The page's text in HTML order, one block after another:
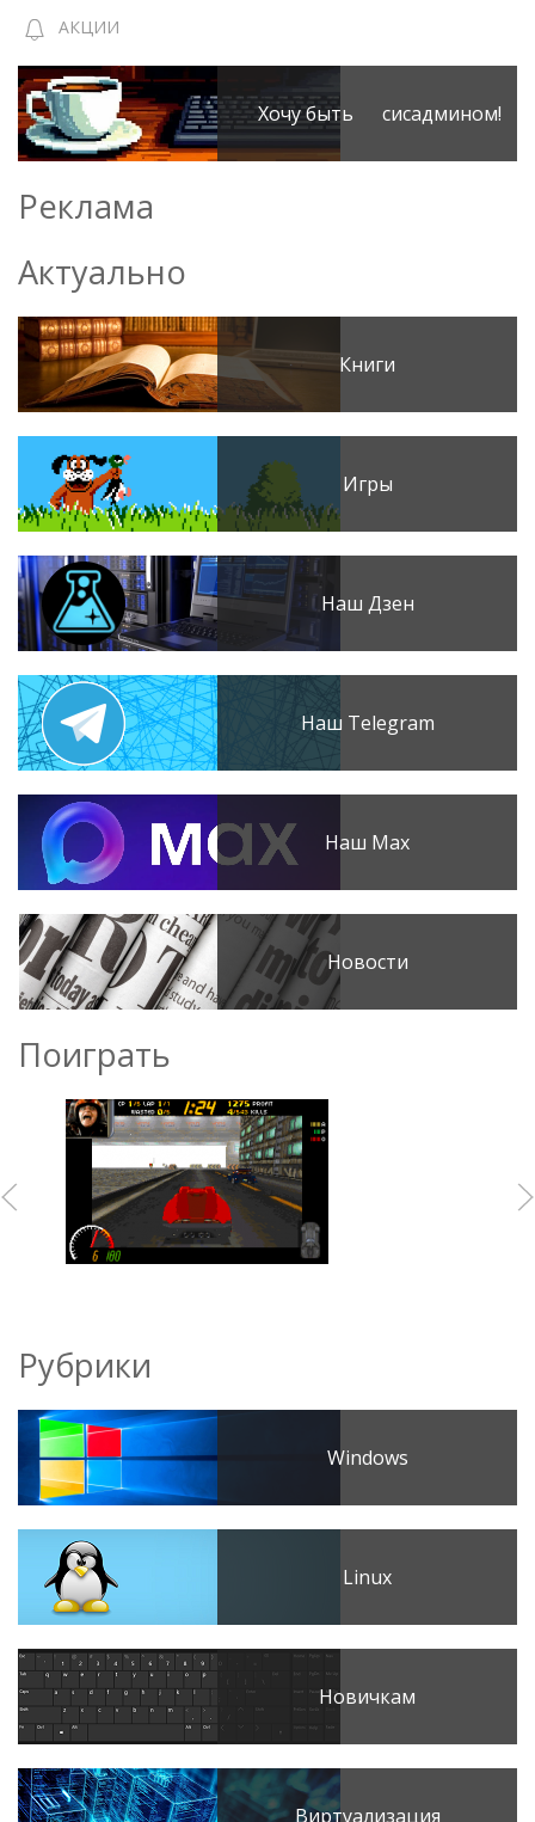
АКЦИИ
Хочу быть сисадмином!
Реклама
Актуально
Книги
Игры
Наш Дзен
Наш Telegram
Наш Max
Новости
Поиграть
Рубрики
Windows
Linux
Новичкам
Виртуализация